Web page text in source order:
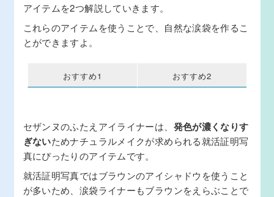
アイテムを2つ解説していきます。
これらのアイテムを使うことで、自然な涙袋を作るこ
とができますよ。
おすすめ1 おすすめ2
セザンヌのふたえアイライナーは、 発色が濃くなりす
ぎないためナチュラルメイクが求められる就活証明写
真にぴったりのアイテムです。
就活証明写真ではブラウンのアイシャドウを使うこと
が多いため、涙袋ライナーもブラウンをえらぶことで